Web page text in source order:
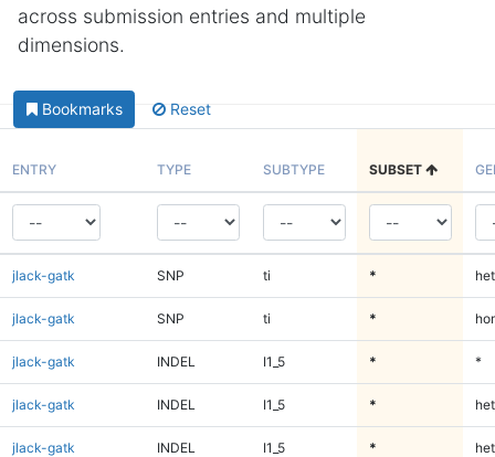
across submission entries and multiple
dimensions.
Bookmarks Reset
ENTRY TYPE SUBTYPE SUBSET
jlack-gatk SNP ti *
jlack-gatk SNP ti *
jlack-gatk INDEL I1_5 * *
jlack-gatk INDEL I1_5 * het
jlack-gatk INDEL I1_5 *